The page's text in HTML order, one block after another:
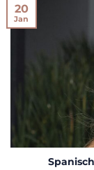
20
Jan